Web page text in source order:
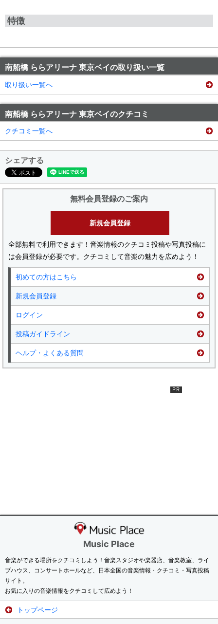
特徴
南船橋 ららアリーナ 東京ベイの取り扱い一覧
取り扱い一覧へ
南船橋 ららアリーナ 東京ベイのクチコミ
クチコミ一覧へ
シェアする
無料会員登録のご案内
新規会員登録
全部無料で利用できます！音楽情報のクチコミ投稿や写真投稿に
は会員登録が必要です。クチコミして音楽の魅力を広めよう！
初めての方はこちら
新規会員登録
ログイン
投稿ガイドライン
ヘルプ・よくある質問
Music Place
音楽ができる場所をクチコミしよう！音楽スタジオや楽器店、音楽教室、ライ
ブハウス、コンサートホールなど、日本全国の音楽情報・クチコミ・写真投稿
サイト。
お気に入りの音楽情報をクチコミして広めよう！
トップページ